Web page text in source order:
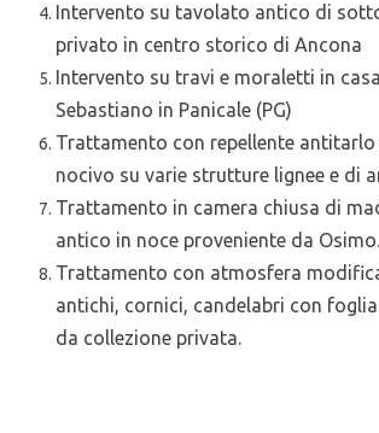
Intervento su tavolato antico di
privato in centro storico di Ancona
Intervento su travi e moraletti in
Sebastiano in Panicale (PG)
Trattamento con repellente
nocivo su varie strutture lignee e di
Trattamento in camera chiusa di
antico in noce proveniente da Osimo.
Trattamento con atmosfera
antichi, cornici, candelabri con
da collezione privata.